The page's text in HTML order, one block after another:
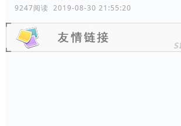
9247阅读 2019-08-30 21:55:20